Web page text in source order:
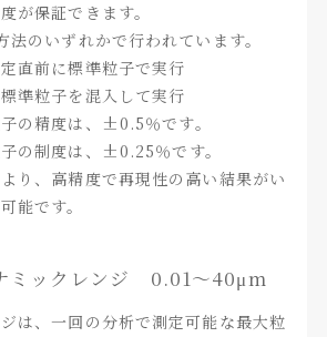
が保証できます。
のいずれかで行われています。
直前に標準粒子で実行
準粒子を混入して実行
の精度は、±0.5％です。
の制度は、±0.25％です。
り、高精度で再現性の高い結果がい
能です。
ミックレンジ 0.01～40μm
は、一回の分析で測定可能な最大粒